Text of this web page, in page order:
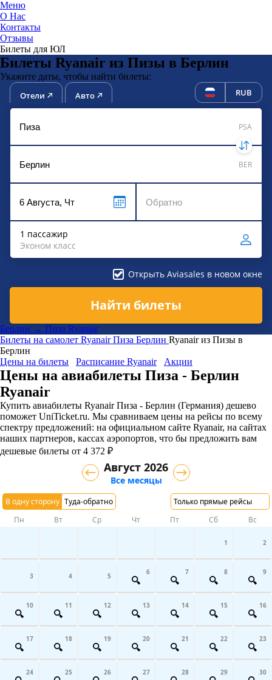
Меню
О Нас
Контакты
Отзывы
Билеты для ЮЛ
Билеты Ryanair из Пизы в Берлин
Укажите даты, чтобы найти билеты:
Отели Авто RUB
PSA
BER
1 пассажир
Эконом класс
Открыть Aviasales в новом окне
Найти билеты
Берлин → Пиза Ryanair
Билеты на самолет Ryanair Пиза Берлин Ryanair из Пизы в
Берлин
Цены на билеты
Расписание Ryanair Акции
Цены на авиабилеты Пиза - Берлин
Ryanair
Купить авиабилеты Ryanair Пиза - Берлин (Германия) дешево
поможет UniTicket.ru. Мы сравниваем цены на рейсы по всему
спектру предложений: на официальном сайте Ryanair, на сайтах
наших партнеров, кассах аэропортов, что бы предложить вам
дешевые билеты от 4 372 ₽
В одну сторону Туда-обратно Только прямые рейсы
Август 2026
Все месяцы
Пн Вт Ср Чт Пт Сб Вс
1 2
3 4 5 6 7 8 9
10 11 12 13 14 15 16
17 18 19 20 21 22 23
24 25 26 27 28 29 30